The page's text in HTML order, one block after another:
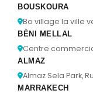
BOUSKOURA
Bo village la ville
BÉNI MELLAL
Centre
ALMAZ
Almaz Sela Park,
MARRAKECH